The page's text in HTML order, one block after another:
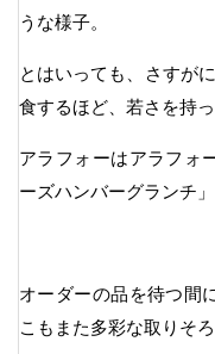
うな様子。
とはいっても、さすが
食するほど、若さを持
アラフォーはアラフォ
ーズハンバーグランチ
オーダーの品を待つ間
こもまた多彩な取りそ